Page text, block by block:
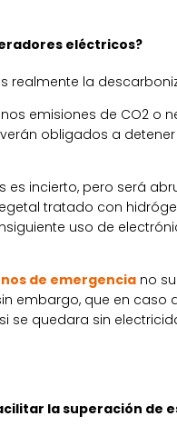
eléctricos?
realmente la
emisiones de CO2 o
obligados a
incierto, pero será
tratado con
uso de
de emergencia no
embargo, que en
se quedara sin
la superación de